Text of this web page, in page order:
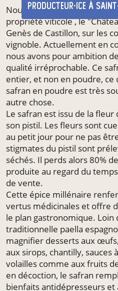
producteur·ice à
Nous produisons ce safran
propriété viticole , le
Genès de Castillon, sur les
vignoble. Actuellement en
nous avons pour ambition
qualité irréprochable. Ce
entier, et non en poudre, ce
safran en poudre est très
autre chose.
Le safran est issu de la fleur
son pistil. Les fleurs sont
au petit jour pour ne pas
stigmates du pistil sont
séchés. Il perds alors 80%
produite au regard du
de vente.
Cette épice millénaire
vertus médicinales et offre
le plan gastronomique. Loin
traditionnelle paella
magnifier desserts aux
aux sirops, chantilly, sauces
volailles comme aux fruits
en décoction, le safran
bienfaits antidépresseurs et